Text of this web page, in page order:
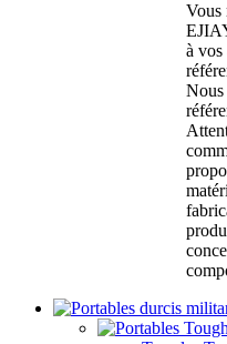
Vous
à vos
Nous